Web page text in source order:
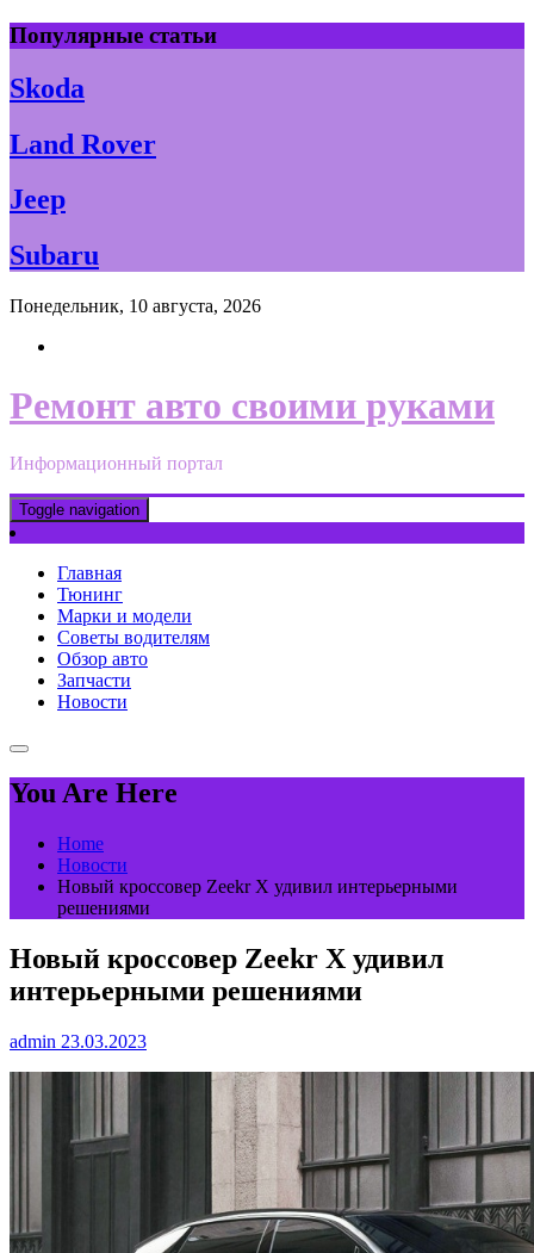
Skip
to
content
Популярные статьи
Skoda
Land Rover
Jeep
Subaru
Понедельник, 10 августа, 2026
Ремонт авто своими руками
Информационный портал
Toggle navigation
Главная
Тюнинг
Марки и модели
Советы водителям
Обзор авто
Запчасти
Новости
You Are Here
Home
Новости
Новый кроссовер Zeekr X удивил интерьерными
решениями
Новый кроссовер Zeekr X удивил
интерьерными решениями
admin 23.03.2023